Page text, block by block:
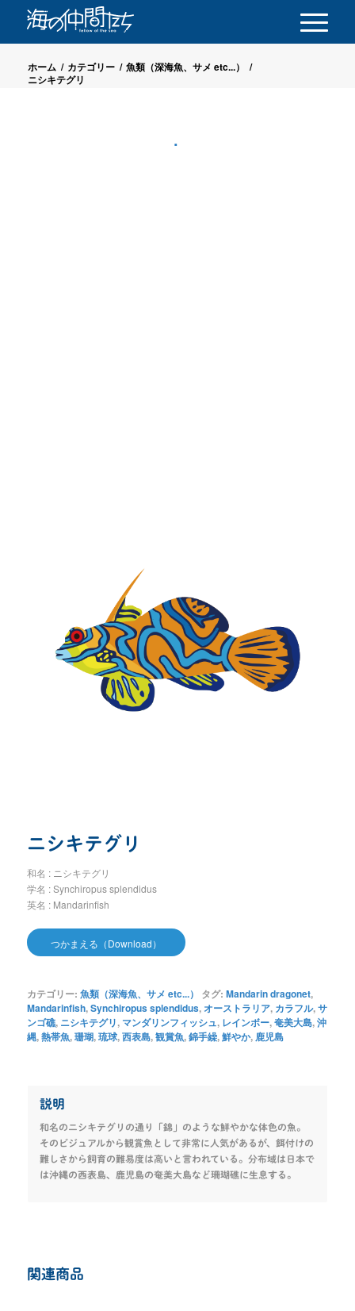
ホーム / カテゴリー / 魚類（深海魚、サメ etc...）
/
ニシキテグリ
ニシキテグリ
和名 : ニシキテグリ
学名 : Synchiropus splendidus
英名 : Mandarinfish
つかまえる（Download）
カテゴリー: 魚類（深海魚、サメ etc...） タグ: Mandarin dragonet,
Mandarinfish,Synchiropus splendidus,オーストラリア, カラフル,サ
ンゴ礁, ニシキテグリ, マンダリンフィッシュ, レインボー,奄美大島,沖
縄,熱帯魚,珊瑚,琉球,西表島,観賞魚,錦手繰,鮮やか, 鹿児島
説明
和名のニシキテグリの通り「錦」のような鮮やかな体色の魚。
そのビジュアルから観賞魚として非常に人気があるが、餌付けの
難しさから飼育の難易度は高いと言われている。分布域は日本で
は沖縄の西表島、鹿児島の奄美大島など珊瑚礁に生息する。
関連商品